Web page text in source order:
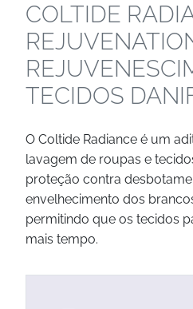
COLTIDE
TECIDOS
O Coltide Radiance é um
lavagem de roupas e
proteção contra
envelhecimento dos
permitindo que os tecidos
mais tempo.